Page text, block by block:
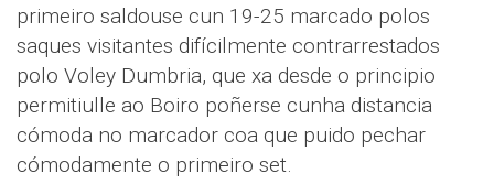
primeiro saldouse cun 19-25 marcado polos
saques visitantes difícilmente contrarrestados
polo Voley Dumbria, que xa desde o principio
permitiulle ao Boiro poñerse cunha distancia
cómoda no marcador coa que puido pechar
cómodamente o primeiro set.